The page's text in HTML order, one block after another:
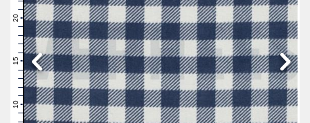
8
9
10
11
13
14
16
17
18
20
21
22